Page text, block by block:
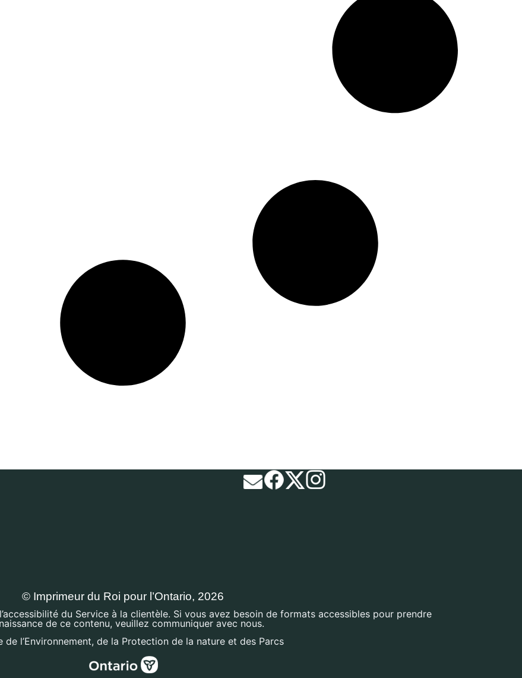
© Imprimeur du Roi pour l’Ontario, 2026
du Service à la clientèle. Si vous avez besoin de formats accessibles pour prendre
de ce contenu, veuillez communiquer avec nous.
de l’Environnement, de la Protection de la nature et des Parcs